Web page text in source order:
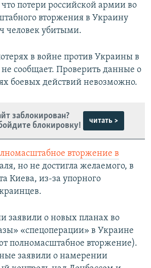
что потери российской армии во
вторжения в Украину
человек убитыми.
в войне против Украины в
сообщает. Проверить данные о
боевых действий невозможно.
заблокирован?
блокировку!
читать >
вторжение в
но не достигла желаемого, в
Киева, из-за упорного
заявили о новых планах во
«спецоперации» в Украине
полномасштабное вторжение).
заявили о намерении